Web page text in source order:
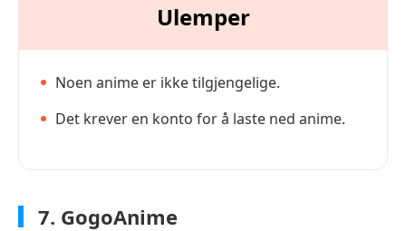
Ulemper
Noen anime er ikke tilgjengelige.
Det krever en konto for å laste ned anime.
7. GogoAnime